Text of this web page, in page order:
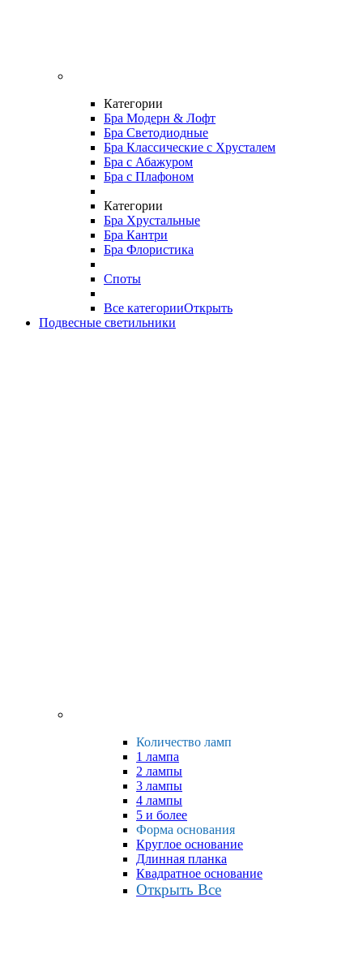
Категории
Бра Модерн & Лофт
Бра Светодиодные
Бра Классические с Хрусталем
Бра с Абажуром
Бра с Плафоном
Категории
Бра Хрустальные
Бра Кантри
Бра Флористика
Споты
Все категорииОткрыть
Подвесные светильники
Количество ламп
1 лампа
2 лампы
3 лампы
4 лампы
5 и более
Форма основания
Круглое основание
Длинная планка
Квадратное основание
Открыть Все